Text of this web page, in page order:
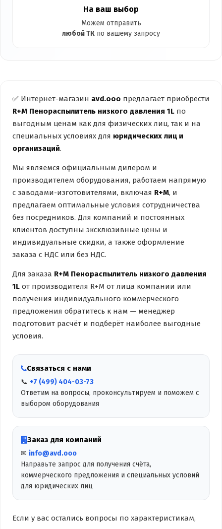
На ваш выбор
Можем отправить
любой ТК по вашему запросу
✅ Интернет-магазин avd.ooo предлагает приобрести
R+M Пенораспылитель низкого давления 1L по
выгодным ценам как для физических лиц, так и на
специальных условиях для юридических лиц и
организаций.
Мы являемся официальным дилером и
производителем оборудования, работаем напрямую
с заводами-изготовителями, включая R+M, и
предлагаем оптимальные условия сотрудничества
без посредников. Для компаний и постоянных
клиентов доступны эксклюзивные цены и
индивидуальные скидки, а также оформление
заказа с НДС или без НДС.
Для заказа R+M Пенораспылитель низкого давления
1L от производителя R+M от лица компании или
получения индивидуального коммерческого
предложения обратитесь к нам — менеджер
подготовит расчёт и подберёт наиболее выгодные
условия.
Связаться с нами
📞 +7 (499) 404-03-73
Ответим на вопросы, проконсультируем и поможем с
выбором оборудования
Заказ для компаний
✉ info@avd.ooo
Направьте запрос для получения счёта,
коммерческого предложения и специальных условий
для юридических лиц
Если у вас остались вопросы по характеристикам,